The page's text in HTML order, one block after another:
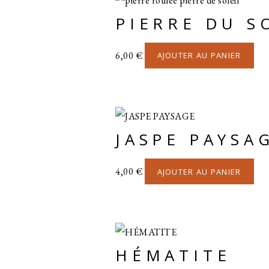
PIERRE DU
6,00 € AJOUTER AU PANIER
JASPE
4,00 € AJOUTER AU PANIER
HÉMATITE